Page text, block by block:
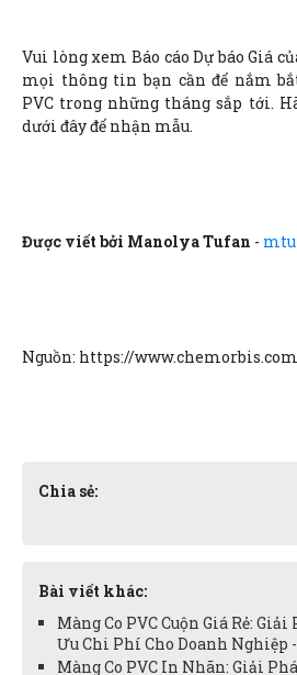
Vui lòng xem Báo cáo Dự báo Giá
mọi thông tin bạn cần để nắm
PVC trong những tháng sắp tới.
dưới đây để nhận mẫu.
Được viết bởi Manolya Tufan -
Nguồn: https://
Chia sẻ:
Bài viết khác:
Màng Co PVC Cuộn Giá Rẻ:
Ưu Chi Phí Cho Doanh Nghiệp
Màng Co PVC In Nhãn: Giải